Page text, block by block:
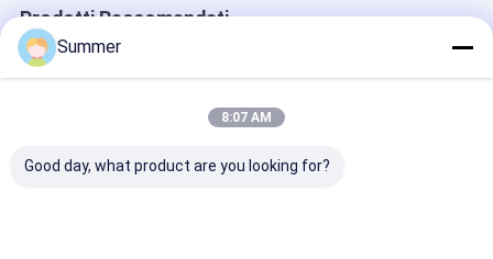
Prodotti Raccomandati
Summer
8:07 AM
Good day, what product are you looking for?